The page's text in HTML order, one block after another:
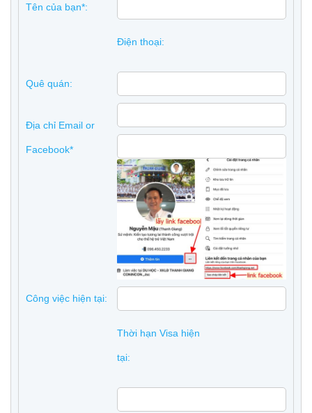
Tên của bạn*:
Điện thoại:
Quê quán:
Địa chỉ Email or
Facebook*
Công việc hiện tại:
Thời hạn Visa hiện
tại: